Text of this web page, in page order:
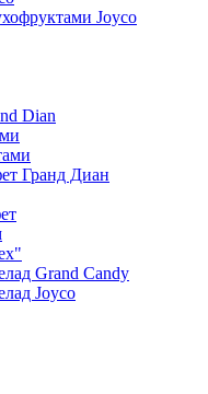
Joyco
Dian
Гранд Диан
Grand Candy
Joyco